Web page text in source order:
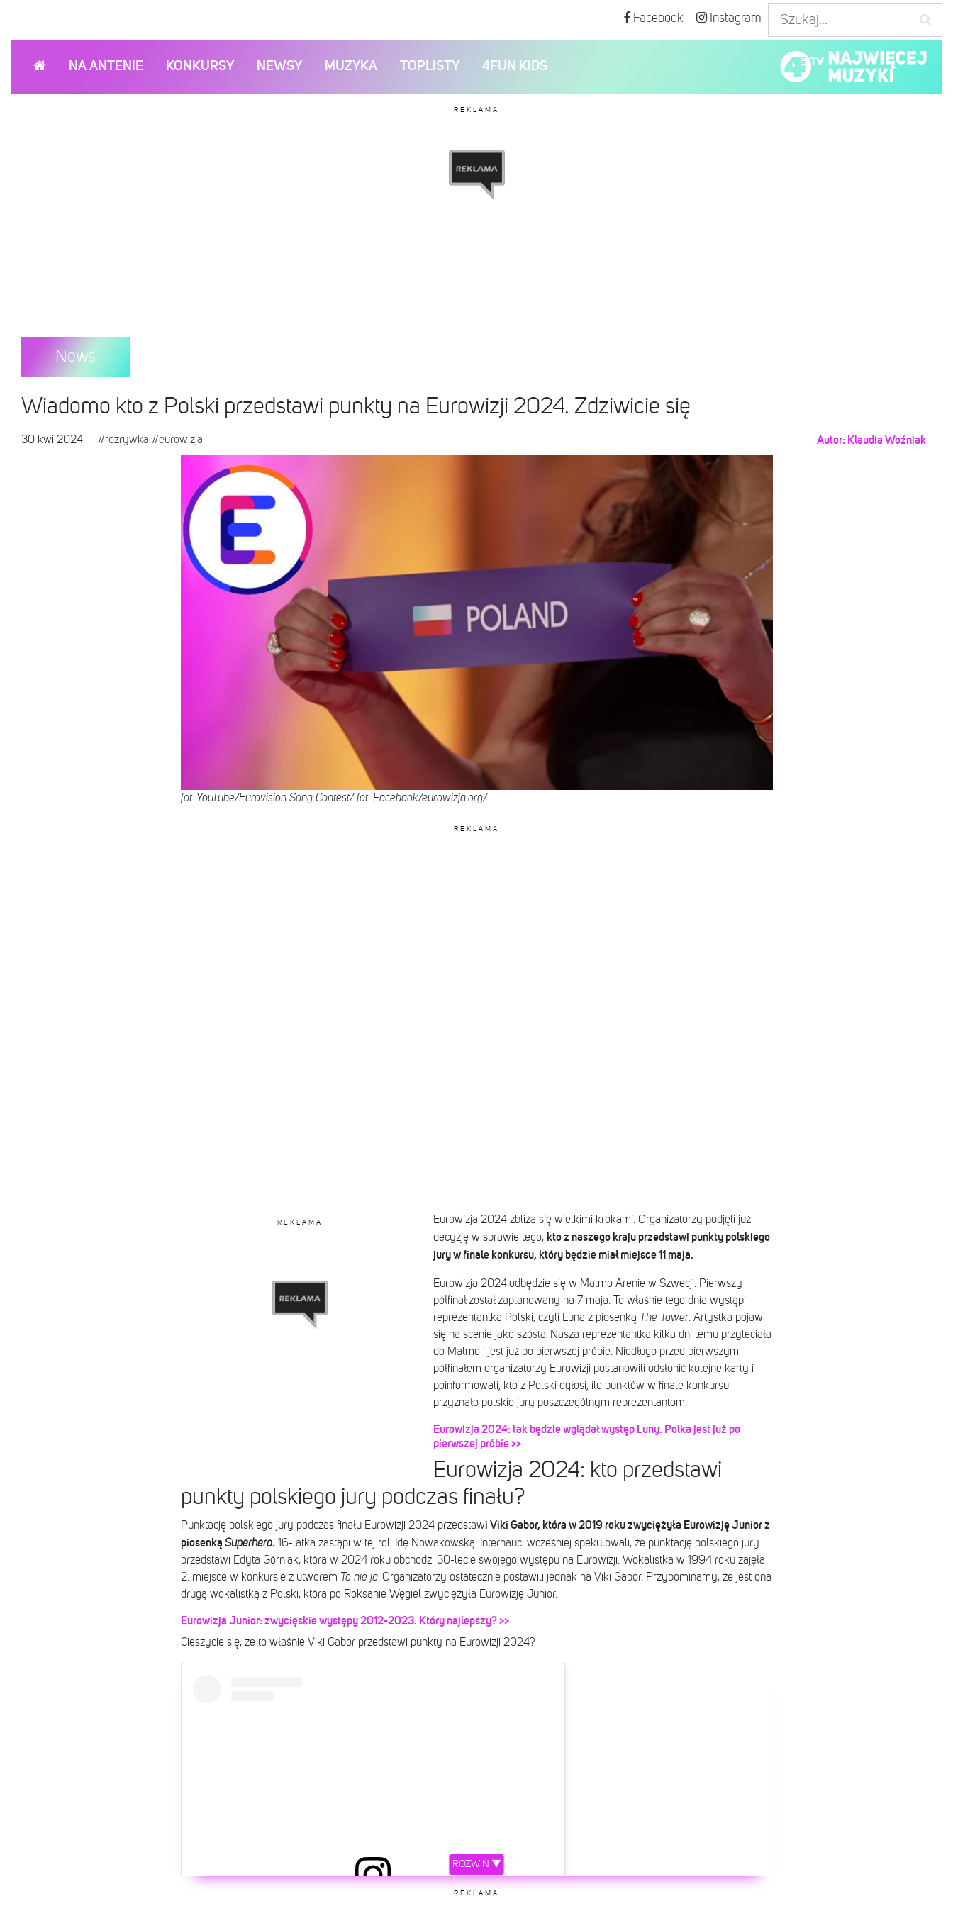
Facebook Instagram
NA ANTENIE KONKURSY NEWSY MUZYKA TOPLISTY 4FUN KIDS
REKLAMA
News
Wiadomo kto z Polski przedstawi punkty na Eurowizji 2024. Zdziwicie się
30 kwi 2024 #rozrywka #eurowizja Autor: Klaudia Woźniak
fot. YouTube/Eurovision Song Contest/ fot. Facebook/eurowizja.org/
REKLAMA
REKLAMA
Eurowizja 2024 zbliża się wielkimi krokami. Organizatorzy podjęli już
decyzję w sprawie tego, kto z naszego kraju przedstawi punkty polskiego
jury w finale konkursu, który będzie miał miejsce 11 maja.
Eurowizja 2024 odbędzie się w Malmo Arenie w Szwecji. Pierwszy
półfinał został zaplanowany na 7 maja. To właśnie tego dnia wystąpi
reprezentantka Polski, czyli Luna z piosenką The Tower. Artystka pojawi
się na scenie jako szósta. Nasza reprezentantka kilka dni temu przyleciała
do Malmo i jest już po pierwszej próbie. Niedługo przed pierwszym
półfinałem organizatorzy Eurowizji postanowili odsłonić kolejne karty i
poinformowali, kto z Polski ogłosi, ile punktów w finale konkursu
przyznało polskie jury poszczególnym reprezentantom.
Eurowizja 2024: tak będzie wglądał występ Luny. Polka jest już po
pierwszej próbie >>
Eurowizja 2024: kto przedstawi
punkty polskiego jury podczas finału?
Punktację polskiego jury podczas finału Eurowizji 2024 przedstawi Viki Gabor, która w 2019 roku zwyciężyła Eurowizję Junior z
piosenką Superhero. 16-latka zastąpi w tej roli Idę Nowakowską. Internauci wcześniej spekulowali, że punktację polskiego jury
przedstawi Edyta Górniak, która w 2024 roku obchodzi 30-lecie swojego występu na Eurowizji. Wokalistka w 1994 roku zajęła
2. miejsce w konkursie z utworem To nie ja. Organizatorzy ostatecznie postawili jednak na Viki Gabor. Przypominamy, że jest ona
drugą wokalistką z Polski, która po Roksanie Węgiel zwyciężyła Eurowizję Junior.
Eurowizja Junior: zwycięskie występy 2012-2023. Który najlepszy? >>
Cieszycie się, że to właśnie Viki Gabor przedstawi punkty na Eurowizji 2024?
ROZWIŃ ▼
REKLAMA